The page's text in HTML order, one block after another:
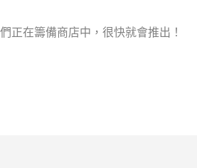
正在籌備商店中，很快就會推出！